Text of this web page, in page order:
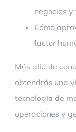
negocios y
Cómo
factor
Más allá de
obtendrás una
tecnología de
operaciones y